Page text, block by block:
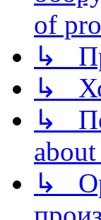
of
↳
↳
↳
↳